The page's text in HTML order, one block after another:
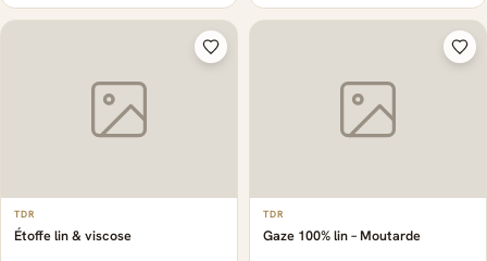
TDR
Étoffe lin & viscose
TDR
Gaze 100% lin – Moutarde